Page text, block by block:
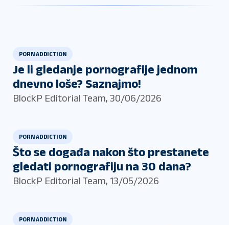
PORN ADDICTION
Je li gledanje pornografije jednom
dnevno loše? Saznajmo!
BlockP Editorial Team, 30/06/2026
PORN ADDICTION
Što se događa nakon što prestanete
gledati pornografiju na 30 dana?
BlockP Editorial Team, 13/05/2026
PORN ADDICTION